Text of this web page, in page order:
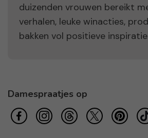
duizenden vrouwen bereikt
verhalen, leuke winacties,
bakken vol positieve
Damespraatjes op